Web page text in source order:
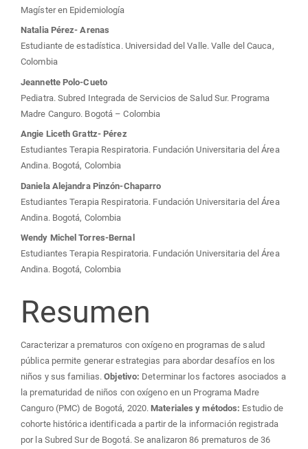
Magíster en Epidemiología
Natalia Pérez- Arenas
Estudiante de estadística. Universidad del Valle. Valle del Cauca,
Colombia
Jeannette Polo-Cueto
Pediatra. Subred Integrada de Servicios de Salud Sur. Programa
Madre Canguro. Bogotá – Colombia
Angie Liceth Grattz- Pérez
Estudiantes Terapia Respiratoria. Fundación Universitaria del Área
Andina. Bogotá, Colombia
Daniela Alejandra Pinzón-Chaparro
Estudiantes Terapia Respiratoria. Fundación Universitaria del Área
Andina. Bogotá, Colombia
Wendy Michel Torres-Bernal
Estudiantes Terapia Respiratoria. Fundación Universitaria del Área
Andina. Bogotá, Colombia
Resumen
Caracterizar a prematuros con oxígeno en programas de salud
pública permite generar estrategias para abordar desafíos en los
niños y sus familias.Objetivo: Determinar los factores asociados a
la prematuridad de niños con oxígeno en un Programa Madre
Canguro (PMC) de Bogotá, 2020.Materiales y métodos: Estudio de
cohorte histórica identificada a partir de la información registrada
por la Subred Sur de Bogotá. Se analizaron 86 prematuros de 36